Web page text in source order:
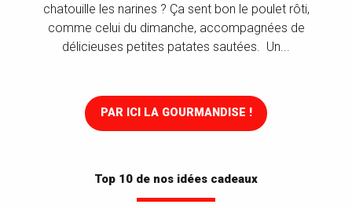
chatouille les narines ? Ça sent bon le poulet rôti,
comme celui du dimanche, accompagnées de
délicieuses petites patates sautées. Un...
PAR ICI LA GOURMANDISE !
Top 10 de nos idées cadeaux